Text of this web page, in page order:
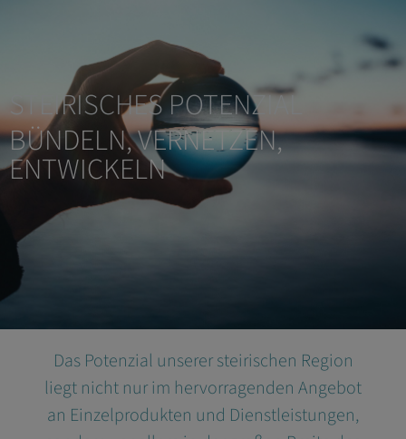
STEIRISCHES POTENZIAL
BÜNDELN, VERNETZEN,
ENTWICKELN
Das Potenzial unserer steirischen Region
liegt nicht nur im hervorragenden Angebot
an Einzelprodukten und Dienstleistungen,